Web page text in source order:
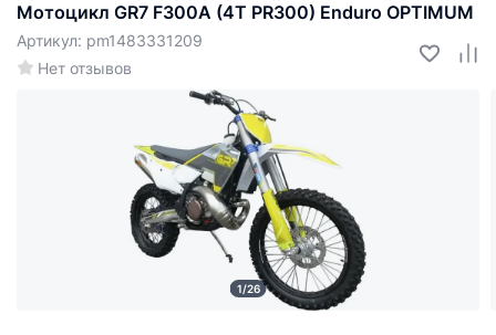
Мотоцикл GR7 F300A (4T PR300) Enduro OPTIMUM
Нет отзывов
Артикул: pm1483331209
1/26